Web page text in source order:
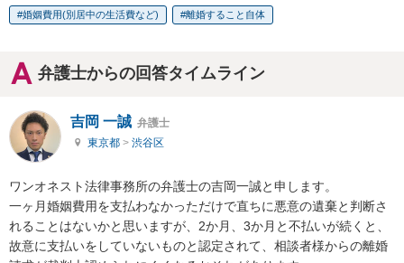
婚姻費用(別居中の生活費など) 離婚すること自体
弁護士からの回答タイムライン
吉岡 一誠 弁護士
東京都 > 渋谷区
ワンオネスト法律事務所の弁護士の吉岡一誠と申します。
一ヶ月婚姻費用を支払わなかっただけで直ちに悪意の遺棄と判断さ
れることはないかと思いますが、2か月、3か月と不払いが続くと、
故意に支払いをしていないものと認定されて、相談者様からの離婚